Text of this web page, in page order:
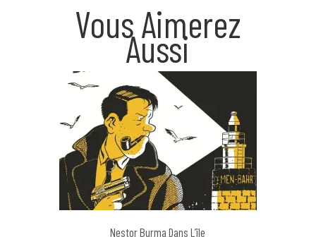
Vous Aimerez
Aussi
Nestor Burma Dans L’île